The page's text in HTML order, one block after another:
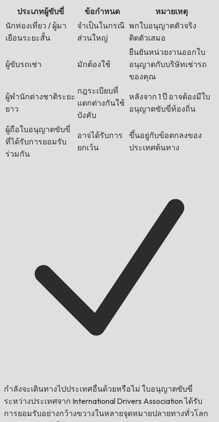
ประเภทผู้ขับขี่ ข้อกำหนด
หมายเหตุ
นักท่องเที่ยว / ผู้มา
เยือนระยะสั้น
จำเป็นในกรณี
ส่วนใหญ่
พกใบอนุญาตตัวจริง
ติดตัวเสมอ
ผู้ขับรถเช่า มักต้องใช้
ยืนยันหน่วยงานออกใบ
อนุญาตกับบริษัทเช่ารถ
ของคุณ
ผู้พำนักต่างชาติระยะ
ยาว
กฎระเบียบที่
แตกต่างกันใช้
บังคับ
หลังจาก 1 ปี อาจต้องมีใบ
อนุญาตขับขี่ท้องถิ่น
ผู้ถือใบอนุญาตขับขี่
ที่ได้รับการยอมรับ
ร่วมกัน
อาจได้รับการ
ยกเว้น
ขึ้นอยู่กับข้อตกลงของ
ประเทศต้นทาง
กำลังจะเดินทางไปประเทศอื่นด้วยหรือไม่ ใบอนุญาตขับขี่
ระหว่างประเทศจาก International Drivers Association ได้รับ
การยอมรับอย่างกว้างขวางในหลายจุดหมายปลายทางทั่วโลก